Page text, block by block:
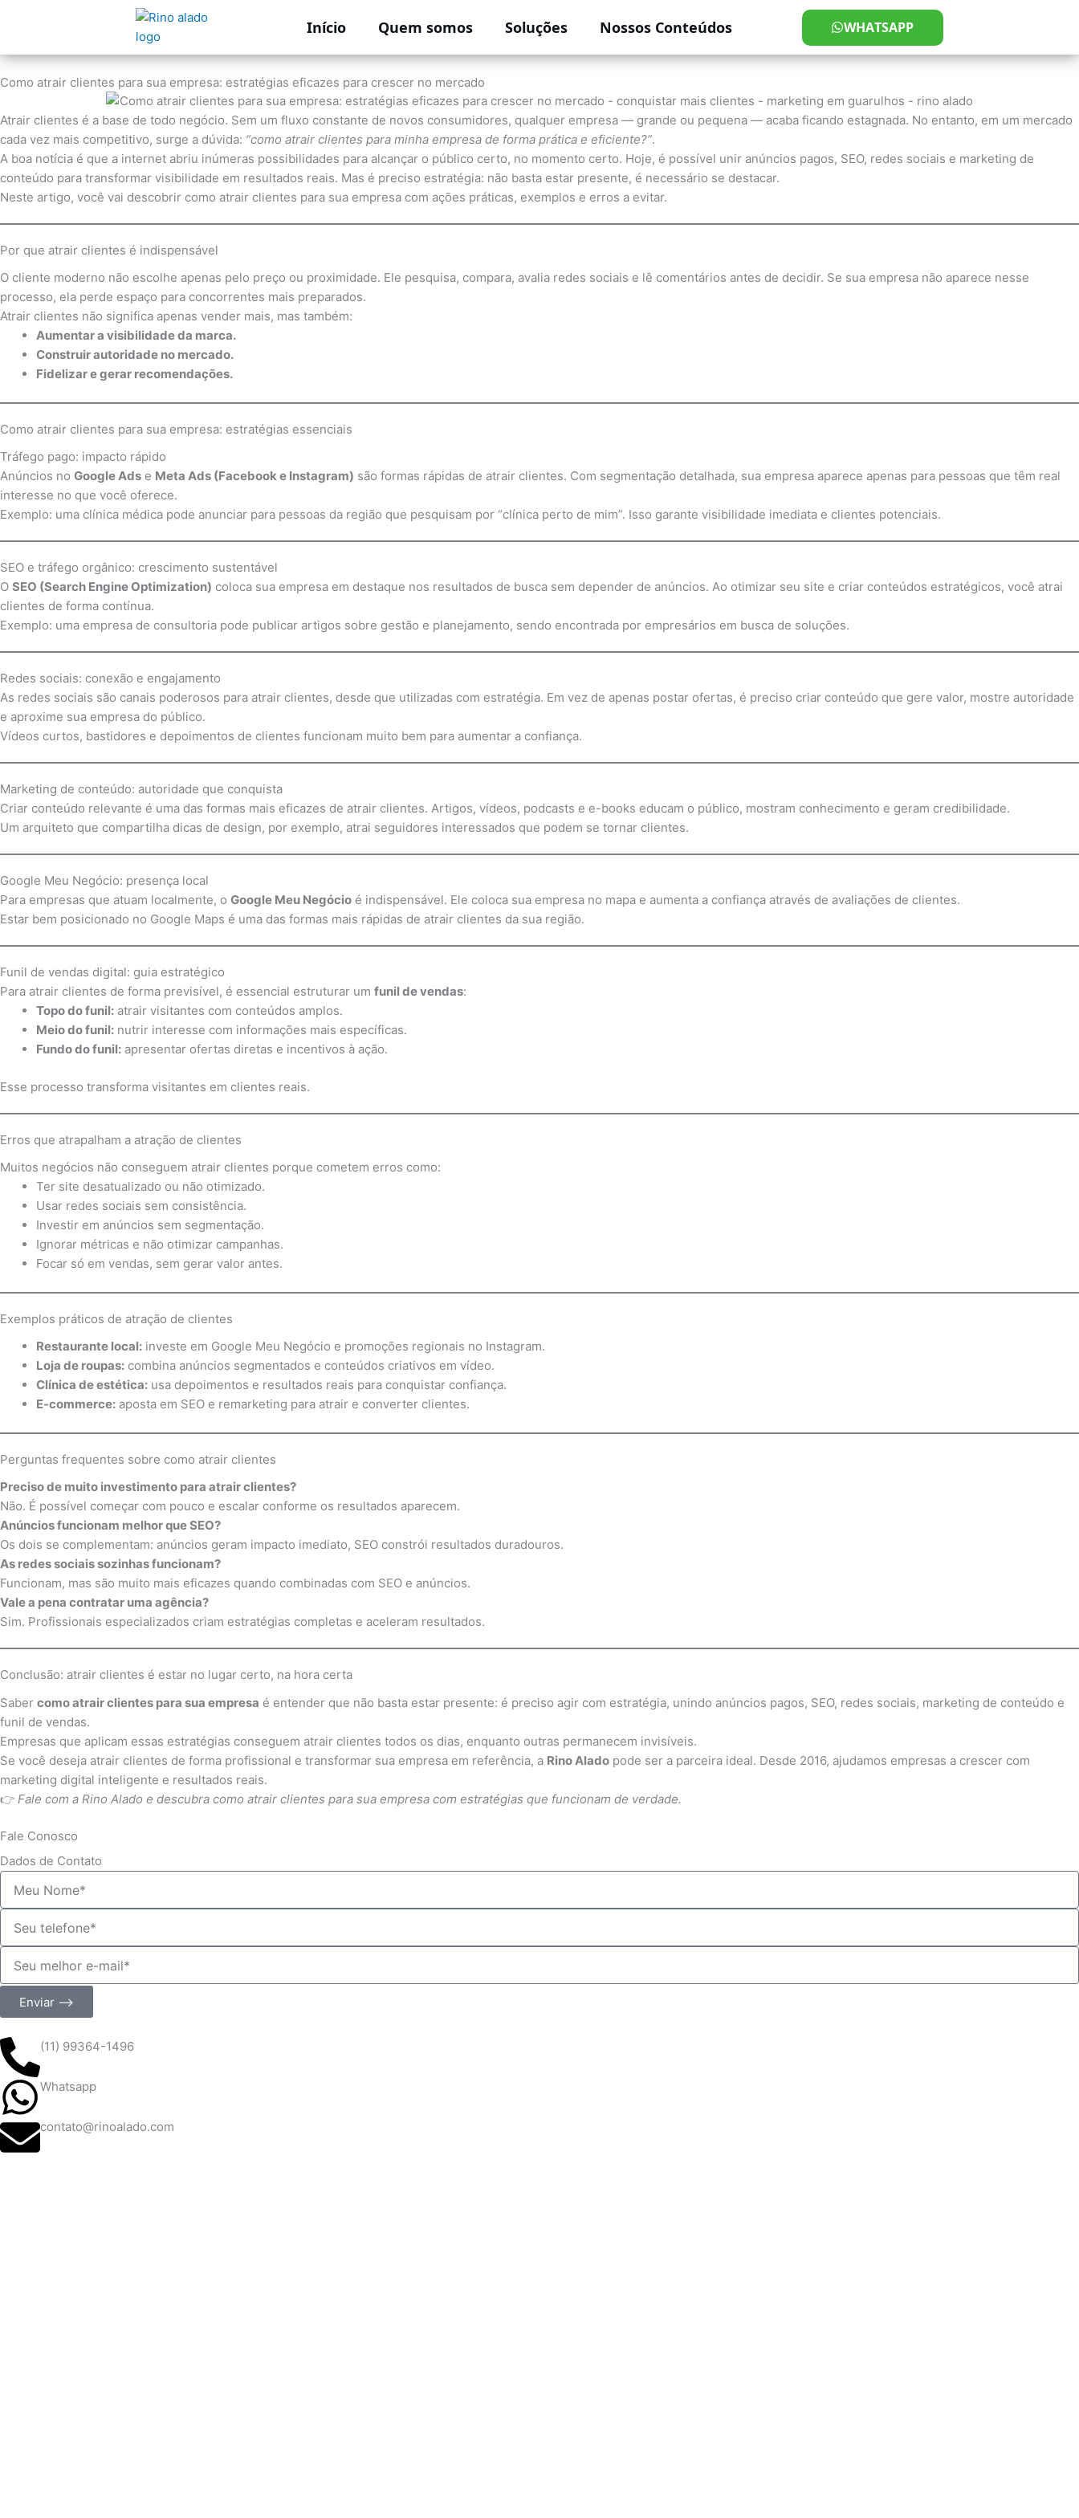
conteúdo
Início Quem somos Soluções Nossos Conteúdos WHATSAPP
Como atrair clientes para sua empresa: estratégias eficazes para crescer no mercado
Atrair clientes é a base de todo negócio. Sem um fluxo constante de novos consumidores, qualquer empresa — grande ou pequena — acaba ficando estagnada. No entanto, em um mercado
cada vez mais competitivo, surge a dúvida: “como atrair clientes para minha empresa de forma prática e eficiente?”.
A boa notícia é que a internet abriu inúmeras possibilidades para alcançar o público certo, no momento certo. Hoje, é possível unir anúncios pagos, SEO, redes sociais e marketing de
conteúdo para transformar visibilidade em resultados reais. Mas é preciso estratégia: não basta estar presente, é necessário se destacar.
Neste artigo, você vai descobrir como atrair clientes para sua empresa com ações práticas, exemplos e erros a evitar.
Por que atrair clientes é indispensável
O cliente moderno não escolhe apenas pelo preço ou proximidade. Ele pesquisa, compara, avalia redes sociais e lê comentários antes de decidir. Se sua empresa não aparece nesse
processo, ela perde espaço para concorrentes mais preparados.
Atrair clientes não significa apenas vender mais, mas também:
Aumentar a visibilidade da marca.
Construir autoridade no mercado.
Fidelizar e gerar recomendações.
Como atrair clientes para sua empresa: estratégias essenciais
Tráfego pago: impacto rápido
Anúncios no Google Ads e Meta Ads (Facebook e Instagram) são formas rápidas de atrair clientes. Com segmentação detalhada, sua empresa aparece apenas para pessoas que têm real
interesse no que você oferece.
Exemplo: uma clínica médica pode anunciar para pessoas da região que pesquisam por “clínica perto de mim”. Isso garante visibilidade imediata e clientes potenciais.
SEO e tráfego orgânico: crescimento sustentável
O SEO (Search Engine Optimization) coloca sua empresa em destaque nos resultados de busca sem depender de anúncios. Ao otimizar seu site e criar conteúdos estratégicos, você atrai
clientes de forma contínua.
Exemplo: uma empresa de consultoria pode publicar artigos sobre gestão e planejamento, sendo encontrada por empresários em busca de soluções.
Redes sociais: conexão e engajamento
As redes sociais são canais poderosos para atrair clientes, desde que utilizadas com estratégia. Em vez de apenas postar ofertas, é preciso criar conteúdo que gere valor, mostre autoridade
e aproxime sua empresa do público.
Vídeos curtos, bastidores e depoimentos de clientes funcionam muito bem para aumentar a confiança.
Marketing de conteúdo: autoridade que conquista
Criar conteúdo relevante é uma das formas mais eficazes de atrair clientes. Artigos, vídeos, podcasts e e-books educam o público, mostram conhecimento e geram credibilidade.
Um arquiteto que compartilha dicas de design, por exemplo, atrai seguidores interessados que podem se tornar clientes.
Google Meu Negócio: presença local
Para empresas que atuam localmente, o Google Meu Negócio é indispensável. Ele coloca sua empresa no mapa e aumenta a confiança através de avaliações de clientes.
Estar bem posicionado no Google Maps é uma das formas mais rápidas de atrair clientes da sua região.
Funil de vendas digital: guia estratégico
Para atrair clientes de forma previsível, é essencial estruturar um funil de vendas:
Topo do funil: atrair visitantes com conteúdos amplos.
Meio do funil: nutrir interesse com informações mais específicas.
Fundo do funil: apresentar ofertas diretas e incentivos à ação.
Esse processo transforma visitantes em clientes reais.
Erros que atrapalham a atração de clientes
Muitos negócios não conseguem atrair clientes porque cometem erros como:
Ter site desatualizado ou não otimizado.
Usar redes sociais sem consistência.
Investir em anúncios sem segmentação.
Ignorar métricas e não otimizar campanhas.
Focar só em vendas, sem gerar valor antes.
Exemplos práticos de atração de clientes
Restaurante local: investe em Google Meu Negócio e promoções regionais no Instagram.
Loja de roupas: combina anúncios segmentados e conteúdos criativos em vídeo.
Clínica de estética: usa depoimentos e resultados reais para conquistar confiança.
E-commerce: aposta em SEO e remarketing para atrair e converter clientes.
Perguntas frequentes sobre como atrair clientes
Preciso de muito investimento para atrair clientes?
Não. É possível começar com pouco e escalar conforme os resultados aparecem.
Anúncios funcionam melhor que SEO?
Os dois se complementam: anúncios geram impacto imediato, SEO constrói resultados duradouros.
As redes sociais sozinhas funcionam?
Funcionam, mas são muito mais eficazes quando combinadas com SEO e anúncios.
Vale a pena contratar uma agência?
Sim. Profissionais especializados criam estratégias completas e aceleram resultados.
Conclusão: atrair clientes é estar no lugar certo, na hora certa
Saber como atrair clientes para sua empresa é entender que não basta estar presente: é preciso agir com estratégia, unindo anúncios pagos, SEO, redes sociais, marketing de conteúdo e
funil de vendas.
Empresas que aplicam essas estratégias conseguem atrair clientes todos os dias, enquanto outras permanecem invisíveis.
Se você deseja atrair clientes de forma profissional e transformar sua empresa em referência, a Rino Alado pode ser a parceira ideal. Desde 2016, ajudamos empresas a crescer com
marketing digital inteligente e resultados reais.
👉 Fale com a Rino Alado e descubra como atrair clientes para sua empresa com estratégias que funcionam de verdade.
Fale Conosco
Dados de Contato
mail
contato
Enviar ⟶
(11) 99364-1496
Whatsapp
contato@rinoalado.com